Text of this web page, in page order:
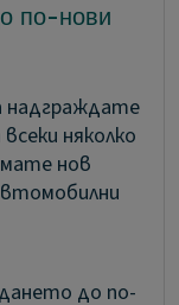
по-нови
надграждате
няколко
нов
до по-